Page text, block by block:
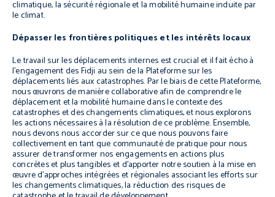
climatique, la sécurité régionale et la mobilité humaine induite par
le climat.
Dépasser les frontières politiques et les intérêts locaux
Le travail sur les déplacements internes est crucial et il fait écho à
l’engagement des Fidji au sein de la Plateforme sur les
déplacements liés aux catastrophes. Par le biais de cette Plateforme,
nous œuvrons de manière collaborative afin de comprendre le
déplacement et la mobilité humaine dans le contexte des
catastrophes et des changements climatiques, et nous explorons
les actions nécessaires à la résolution de ce problème. Ensemble,
nous devons nous accorder sur ce que nous pouvons faire
collectivement en tant que communauté de pratique pour nous
assurer de transformer nos engagements en actions plus
concrètes et plus tangibles et d’apporter notre soutien à la mise en
œuvre d’approches intégrées et régionales associant les efforts sur
les changements climatiques, la réduction des risques de